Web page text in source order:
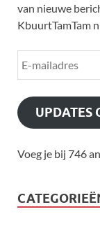
van nieuwe
KbuurtTamTam
UPDATES
Voeg je bij 746